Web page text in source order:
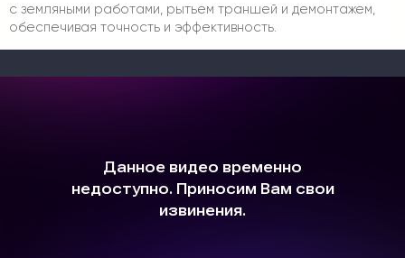
с земляными работами, рытьем траншей и демонтажем,
обеспечивая точность и эффективность.